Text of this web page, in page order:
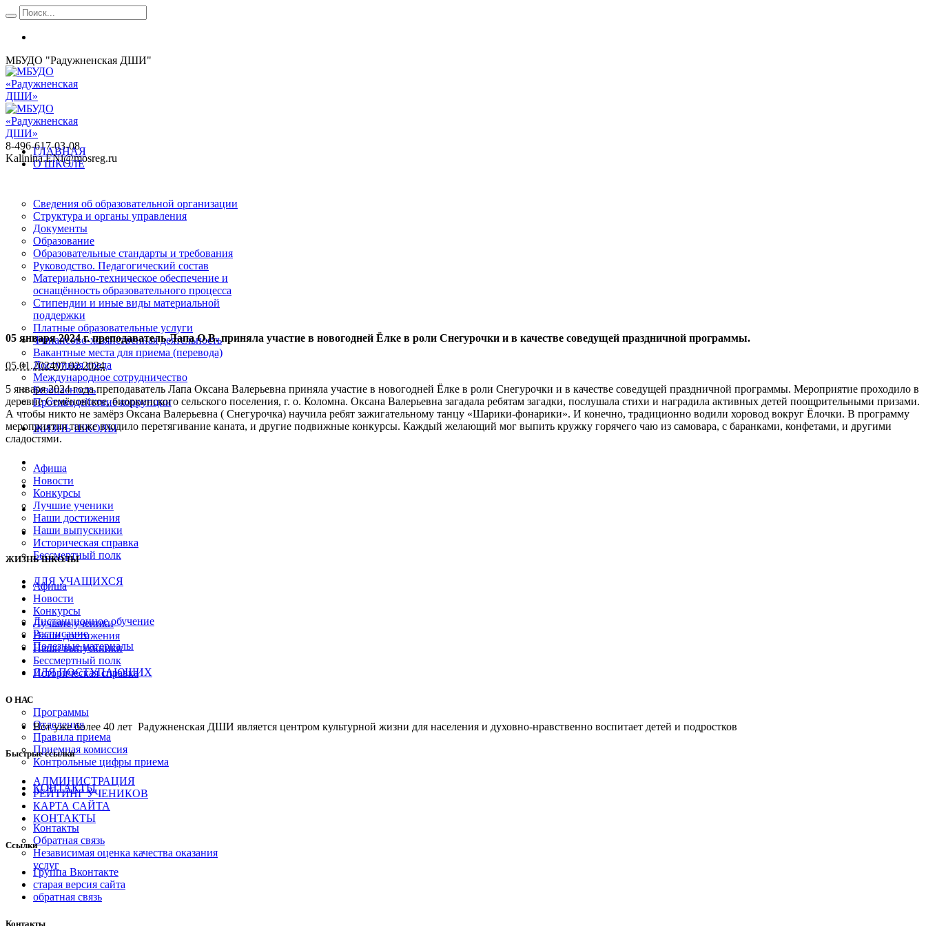
МБУДО "Радужненская ДШИ"
8-496-617-03-08
Kalinina.ENi@mosreg.ru
ГЛАВНАЯ
О ШКОЛЕ
Сведения об образовательной организации
Структура и органы управления
Документы
Образование
Образовательные стандарты и требования
Руководство. Педагогический состав
Материально-техническое обеспечение и
оснащённость образовательного процесса
Стипендии и иные виды материальной
поддержки
Платные образовательные услуги
Финансово-хозяйственная деятельность
Вакантные места для приема (перевода)
Доступная среда
Международное сотрудничество
Безопасность
Противодействие коррупции
ЖИЗНЬ ШКОЛЫ
Афиша
Новости
Конкурсы
Лучшие ученики
Наши достижения
Наши выпускники
Историческая справка
Бессмертный полк
ДЛЯ УЧАЩИХСЯ
Дистанционное обучение
Расписание
Полезные материалы
ДЛЯ ПОСТУПАЮЩИХ
Программы
Отделения
Правила приема
Приемная комиссия
Контрольные цифры приема
КОНТАКТЫ
Контакты
Обратная связь
Независимая оценка качества оказания
услуг
05 января 2024 г. преподаватель Лапа О.В. приняла участие в новогодней Ёлке в роли Снегурочки и в качестве соведущей праздничной программы.
05.01.202407.02.2024
5 января 2024 года преподаватель Лапа Оксана Валерьевна приняла участие в новогодней Ёлке в роли Снегурочки и в качестве соведущей праздничной программы. Мероприятие проходило в
деревне Семëновское, биоркинского сельского поселения, г. о. Коломна. Оксана Валерьевна загадала ребятам загадки, послушала стихи и наградила активных детей поощрительными призами.
А чтобы никто не замёрз Оксана Валерьевна ( Снегурочка) научила ребят зажигательному танцу «Шарики-фонарики». И конечно, традиционно водили хоровод вокруг Ёлочки. В программу
мероприятия также входило перетягивание каната, и другие подвижные конкурсы. Каждый желающий мог выпить кружку горячего чаю из самовара, с баранками, конфетами, и другими
сладостями.
ЖИЗНЬ ШКОЛЫ
Афиша
Новости
Конкурсы
Лучшие ученики
Наши достижения
Наши выпускники
Бессмертный полк
Историческая справка
О НАС
Вот уже более 40 лет Радужненская ДШИ является центром культурной жизни для населения и духовно-нравственно воспитает детей и подростков
Быстрые ссылки
АДМИНИСТРАЦИЯ
РЕЙТИНГ УЧЕНИКОВ
КАРТА САЙТА
КОНТАКТЫ
Ссылки
Группа Вконтакте
старая версия сайта
обратная связь
Контакты